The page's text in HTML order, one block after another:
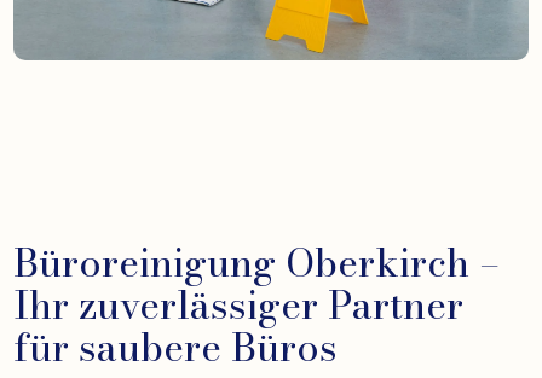
Büroreinigung Oberkirch –
Ihr zuverlässiger Partner
für saubere Büros